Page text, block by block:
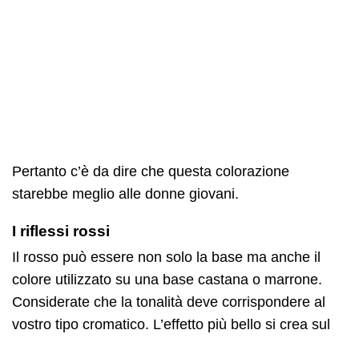
Pertanto c’è da dire che questa colorazione
starebbe meglio alle donne giovani.
I riflessi rossi
Il rosso può essere non solo la base ma anche il
colore utilizzato su una base castana o marrone.
Considerate che la tonalità deve corrispondere al
vostro tipo cromatico. L’effetto più bello si crea sul